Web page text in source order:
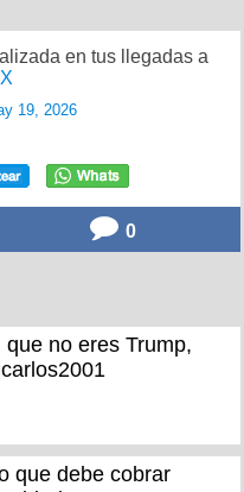
en tus llegadas a
19, 2026
0
que no eres Trump,
que debe cobrar